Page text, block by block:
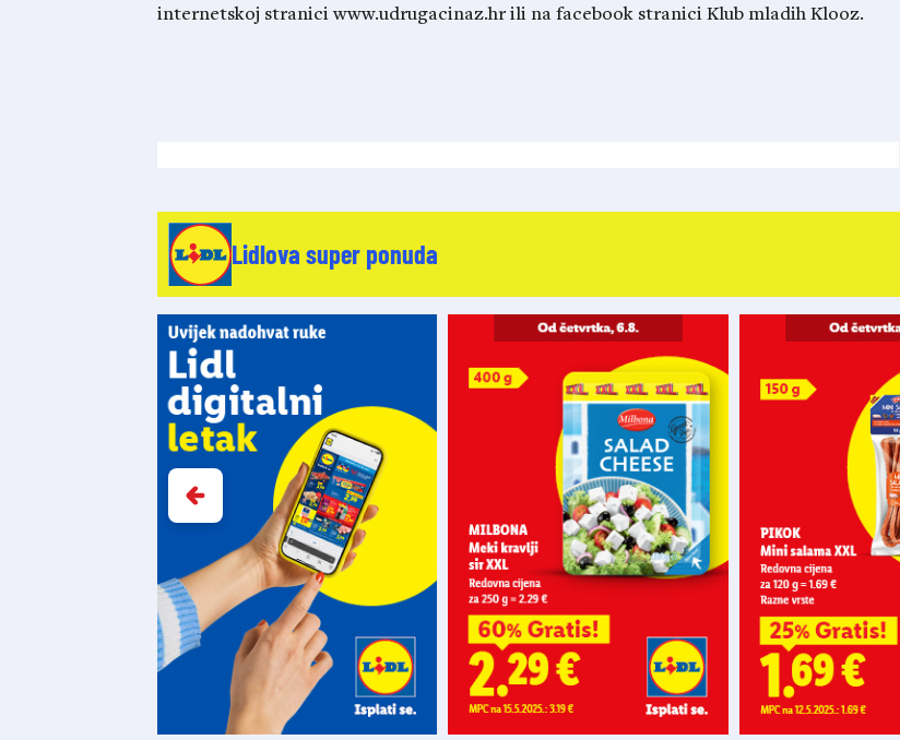
internetskoj stranici www.udrugacinaz.hr ili na facebook stranici Klub mladih Klooz.
Lidlova super ponuda